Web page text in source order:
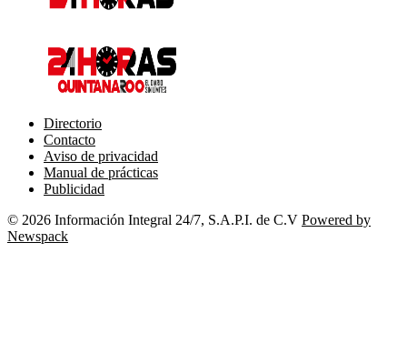
Directorio
Contacto
Aviso de privacidad
Manual de prácticas
Publicidad
© 2026 Información Integral 24/7, S.A.P.I. de C.V Powered by
Newspack